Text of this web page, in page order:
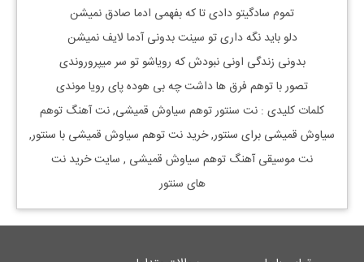
تموم سادگیتو دادی تا که بفهمی ادما صادق نمیشن
دلو باید نگه داری تو سینت بدونی آدما لایف نمیشن
بدونی زندگی اونی نبودش که رویاشو تو سر میپروروندی
تصور با توهم فرق ها داشت چه بی هوده پای رویا موندی
کلمات کلیدی : نت سنتورتوهم سیاوش قمیشی, نت آهنگ توهم
سیاوش قمیشی برای سنتور, خرید نتتوهم سیاوش قمیشی با سنتور,
نت موسیقی آهنگ توهم سیاوش قمیشی , سایت خرید نت
های سنتور